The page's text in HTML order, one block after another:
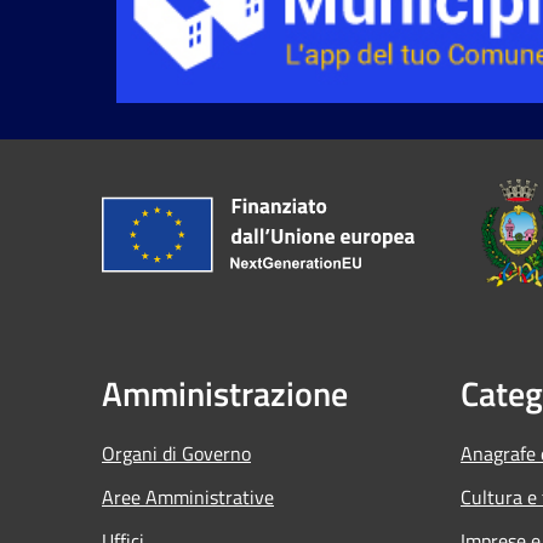
Amministrazione
Organi di Governo
Aree Amministrative
Cultura